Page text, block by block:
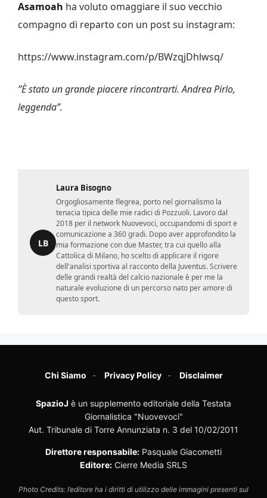
Asamoah ha voluto omaggiare il suo vecchio
compagno di reparto con un post su instagram:
https://www.instagram.com/p/BWzqjDhlwsq/
”È stato un grande piacere rincontrarti. Andrea Pirlo,
leggenda”.
LB
Laura Bisogno
Orgogliosamente flegrea, porto nel giornalismo la
tenacia tipica delle mie radici di Pozzuoli. Lavoro dal
2018 per il network Nuovevoci, occupandomi di sport e
comunicazione a 360 gradi. Dopo aver approfondito la
mia formazione con due Master, tra cui quello alla
Cattolica di Milano, ho scelto di applicare il rigore
dell'analisi sportiva al racconto della Juventus. Scrivere
delle grandi realtà del calcio nazionale è per me la
naturale evoluzione di un percorso nato per amore di
questo sport.
Chi Siamo Privacy Policy Disclaimer
SpazioJ è un supplemento editoriale della Testata
Giornalistica "Nuovevoci"
Aut. Tribunale di Torre Annunziata n. 3 del 10/02/2011
Direttore responsabile: Pasquale Giacometti
Editore: Cierre Media SRLS
Photo Credits: l’editore ha i diritti di utilizzo delle immagini presenti sul